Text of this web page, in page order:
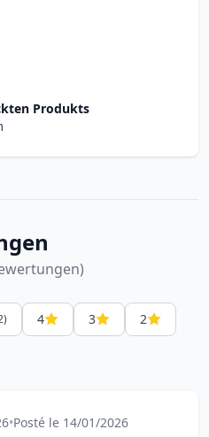
Produkts
4 3
2
•Posté le 14/01/2026